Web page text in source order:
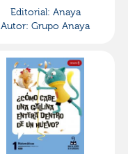
curso·mira
Editorial: Anaya
Autor: Grupo Anaya